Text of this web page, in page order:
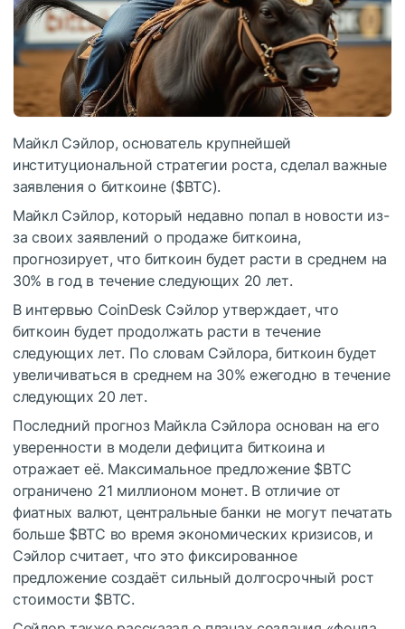
Майкл Сэйлор, основатель крупнейшей
институциональной стратегии роста, сделал важные
заявления о биткоине ($BTC).
Майкл Сэйлор, который недавно попал в новости из-
за своих заявлений о продаже биткоина,
прогнозирует, что биткоин будет расти в среднем на
30% в год в течение следующих 20 лет.
В интервью CoinDesk Сэйлор утверждает, что
биткоин будет продолжать расти в течение
следующих лет. По словам Сэйлора, биткоин будет
увеличиваться в среднем на 30% ежегодно в течение
следующих 20 лет.
Последний прогноз Майкла Сэйлора основан на его
уверенности в модели дефицита биткоина и
отражает её. Максимальное предложение $BTC
ограничено 21 миллионом монет. В отличие от
фиатных валют, центральные банки не могут печатать
больше $BTC во время экономических кризисов, и
Сэйлор считает, что это фиксированное
предложение создаёт сильный долгосрочный рост
стоимости $BTC.